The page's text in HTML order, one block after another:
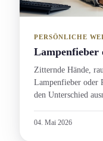
PERSÖNLICHE
Lampenfieber
Zitternde Hände,
Lampenfieber oder
den Unterschied
04. Mai 2026